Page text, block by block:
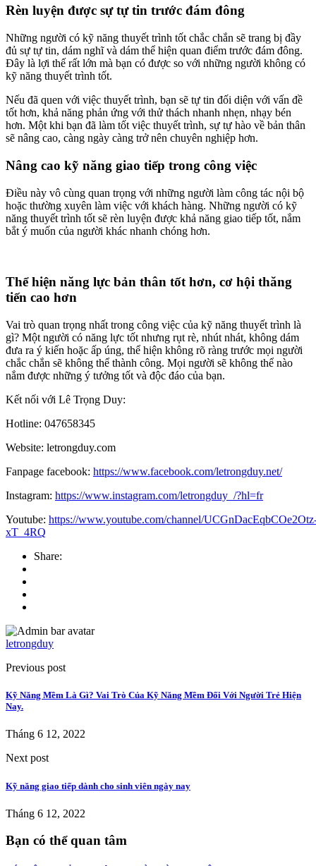
Rèn luyện được sự tự tin trước đám đông
Những người có kỹ năng thuyết trình tốt chắc chắn sẽ trang bị đầy
đủ sự tự tin, dám nghĩ và dám thể hiện quan điểm trước đám đông.
Đây là lợi thế rất lớn mà bạn có được so với những người không có
kỹ năng thuyết trình tốt.
Nếu đã quen với việc thuyết trình, bạn sẽ tự tin đối diện với vấn đề
tốt hơn, khả năng phản ứng với thử thách nhanh nhẹn, nhạy bén
hơn. Một khi bạn đã làm tốt việc thuyết trình, sự tự hào về bản thân
sẽ nâng cao, càng ngày càng trở nên chuyên nghiệp hơn.
Nâng cao kỹ năng giao tiếp trong công việc
Điều này vô cùng quan trọng với những người làm công tác nội bộ
hoặc thường xuyên làm việc với khách hàng. Những người có kỹ
năng thuyết trình tốt sẽ rèn luyện được khả năng giao tiếp tốt, nắm
bắt ý muốn của người khác nhanh chóng hơn.
Thể hiện năng lực bản thân tốt hơn, cơ hội thăng
tiến cao hơn
Vai trò quan trọng nhất trong công việc của kỹ năng thuyết trình là
gì? Một người có năng lực tốt nhưng rụt rè, nhút nhát, không dám
đưa ra ý kiến hoặc ấp úng, thể hiện không rõ ràng trước mọi người
chắc chắn sẽ không thể thành công. Mọi người sẽ không thể nào
nắm được những ý tưởng tốt và độc đáo của bạn.
Kết nối với Lê Trọng Duy:
Hotline: 047658345
Website: letrongduy.com
Fanpage facebook: https://www.facebook.com/letrongduy.net/
Instagram: https://www.instagram.com/letrongduy_/?hl=fr
Youtube: https://www.youtube.com/channel/
xT_4RQ
Share:
letrongduy
Previous post
Kỹ Năng Mềm Là Gì? Vai Trò Của Kỹ Năng Mềm Đối Với Người Trẻ Hiện
Nay.
Tháng 6 12, 2022
Next post
Kỹ năng giao tiếp dành cho sinh viên ngày nay
Tháng 6 12, 2022
Bạn có thể quan tâm